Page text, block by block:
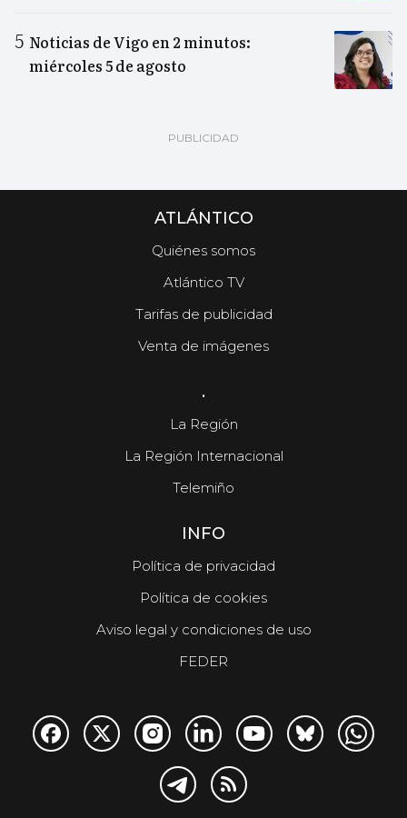
Noticias de Vigo en 2 minutos:
miércoles 5 de agosto
ATLÁNTICO
Quiénes somos
Atlántico TV
Tarifas de publicidad
Venta de imágenes
.
La Región
La Región Internacional
Telemiño
INFO
Política de privacidad
Política de cookies
Aviso legal y condiciones de uso
FEDER